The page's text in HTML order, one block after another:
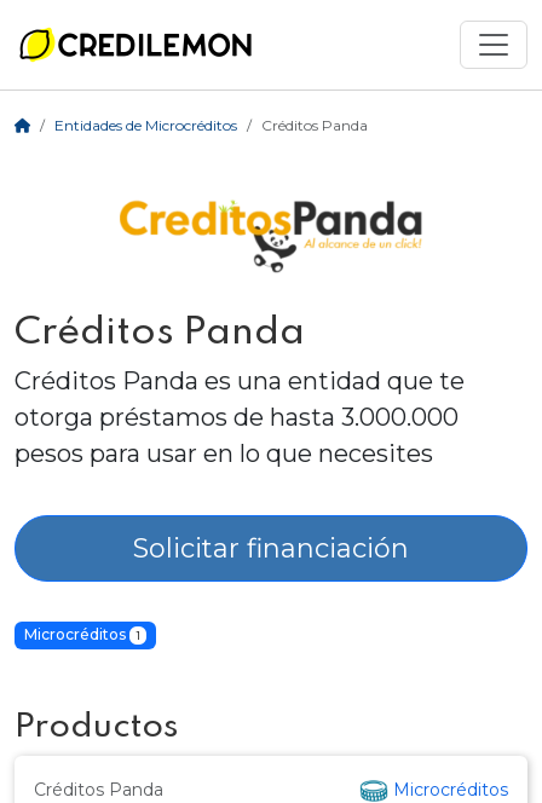
Entidades de Microcréditos Créditos Panda
Créditos Panda
Créditos Panda es una entidad que te
otorga préstamos de hasta 3.000.000
pesos para usar en lo que necesites
Solicitar financiación
Microcréditos 1
Productos
Créditos Panda Microcréditos